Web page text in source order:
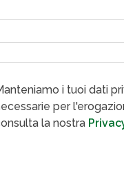
i tuoi dati
per
la nostra